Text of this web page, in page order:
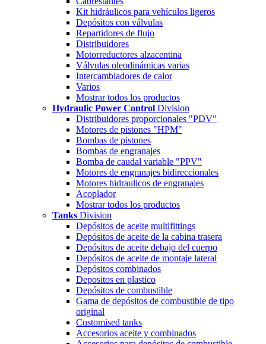
Kit hidráulicos para vehículos ligeros
Depósitos con válvulas
Repartidores de flujo
Distribuidores
Motorreductores alzacentina
Válvulas oleodinámicas varias
Intercambiadores de calor
Varios
Mostrar todos los productos
Hydraulic Power Control Division
Distribuidores proporcionales "PDV"
Motores de pistones "HPM"
Bombas de pistones
Bombas de engranajes
Bomba de caudal variable "PPV"
Motores de engranajes bidireccionales
Motores hidraulicos de engranajes
Acoplador
Mostrar todos los productos
Tanks Division
Depósitos de aceite multifittings
Depósitos de aceite de la cabina trasera
Depósitos de aceite debajo del cuerpo
Depósitos de aceite de montaje lateral
Depósitos combinados
Depositos en plastico
Depósitos de combustible
Gama de depósitos de combustible de tipo
original
Customised tanks
Accesorios aceite y combinados